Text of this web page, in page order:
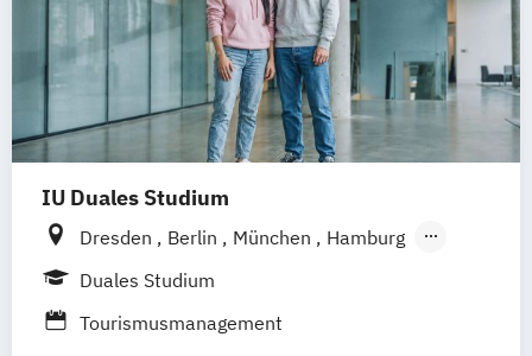
IU Duales Studium
Dresden Berlin München
Hamburg
Frankfurt am Main
Mannheim Leipzig Online-Campus
Duales Studium
Tourismusmanagement